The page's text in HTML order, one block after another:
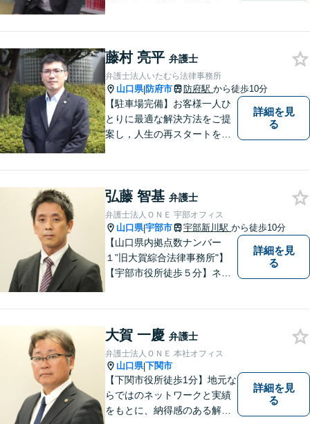
る弁護士が、客観的視点から
事案を検討し、最適の解決方
法を探ります。
藤村 亮平 弁護士
弁護士法人いたむら法律事務所
山口県|防府市 防府駅 から徒歩10分
【駐車場完備】お客様一人ひ
とりに最適な解決方法をご提
案し，人生の再スタートをお
無料】お気軽にご相談くださ
い。
詳細を見
る
弘藤 智基 弁護士
弁護士法人ＯＮＥ 宇部オフィス
山口県|宇部市 宇部新川駅 から徒歩10分
【山口県内拠点数ナンバー
１”旧大賀綜合法律事務所"】
【宇部市役所徒歩５分】ネッ
相談ください。
詳細を見
る
大賀 一慶 弁護士
弁護士法人ＯＮＥ 本社オフィス
山口県|下関市
【下関市役所徒歩1分】地元な
らではのネットワークと実績
をもとに、納得感のある解決
詳細を見
る